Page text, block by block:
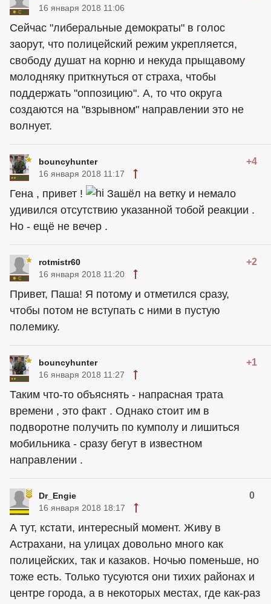
16 января 2018 11:06
Сейчас "либеральные демократы" в голос
заорут, что полицейский режим укрепляется,
свободу душат на корню и некуда прыщавому
молодняку приткнуться от страха, чтобы
поддержать "оппозицию". А, то что округа
создаются на "взрывном" направлении это не
волнует.
bouncyhunter +4
16 января 2018 11:17
Гена , привет !
Зашёл на ветку и немало
удивился отсутствию указанной тобой реакции .
Но - ещё не вечер .
rotmistr60 +2
16 января 2018 11:20
Привет, Паша! Я потому и отметился сразу,
чтобы потом не вступать с ними в пустую
полемику.
bouncyhunter +1
16 января 2018 11:27
Таким что-то объяснять - напрасная трата
времени , это факт . Однако стоит им в
подворотне получить по кумполу и лишиться
мобильника - сразу бегут в известном
направлении .
Dr_Engie 0
16 января 2018 18:17
А тут, кстати, интересный момент. Живу в
Астрахани, на улицах довольно много как
полицейских, так и казаков. Ночью поменьше, но
тоже есть. Только тусуются они тихих районах и
центре города, а в некоторых местах, где как-раз